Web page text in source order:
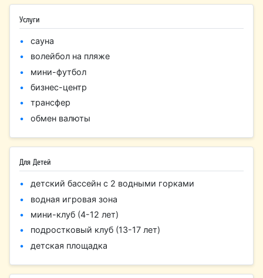
Услуги
сауна
волейбол на пляже
мини-футбол
бизнес-центр
трансфер
обмен валюты
Для Детей
детский бассейн с 2 водными горками
водная игровая зона
мини-клуб (4-12 лет)
подростковый клуб (13-17 лет)
детская площадка